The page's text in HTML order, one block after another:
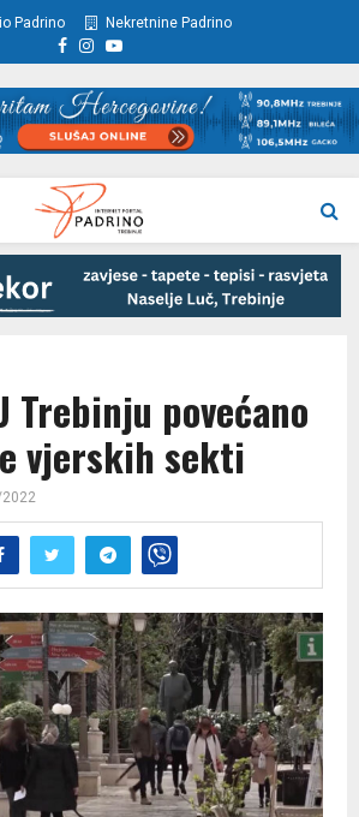
Padrino Nekretnine Padrino
Facebook
Instagram
Youtube
Trebinju povećano
vjerskih sekti